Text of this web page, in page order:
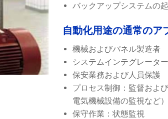
バックアップシステムの
自動化用途の通常のア
機械およびパネル製造者
システムインテグレータ
保安業務および人員保護
プロセス制御：監督およ
電気機械設備の監視など）
保守作業：状態監視